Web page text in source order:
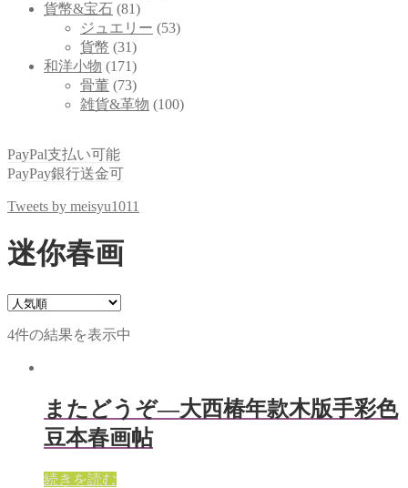
貨幣&宝石 (81)
ジュエリー (53)
貨幣 (31)
和洋小物 (171)
骨董 (73)
雑貨&革物 (100)
PayPal支払い可能
PayPay銀行送金可
Tweets by meisyu1011
迷你春画
4件の結果を表示中
またどうぞ—大西椿年款木版手彩色
豆本春画帖
続きを読む